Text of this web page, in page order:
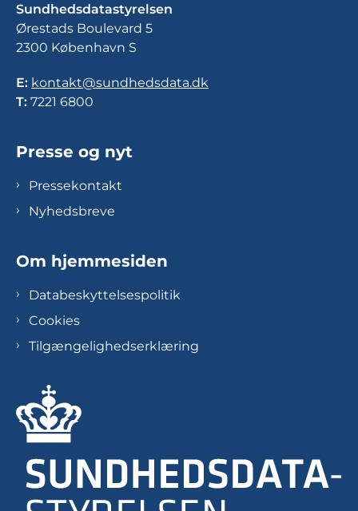
Sundhedsdatastyrelsen
Ørestads Boulevard 5
2300 København S
E: kontakt@sundhedsdata.dk
T: 7221 6800
Presse og nyt
Pressekontakt
Nyhedsbreve
Om hjemmesiden
Databeskyttelsespolitik
Cookies
Tilgængelighedserklæring